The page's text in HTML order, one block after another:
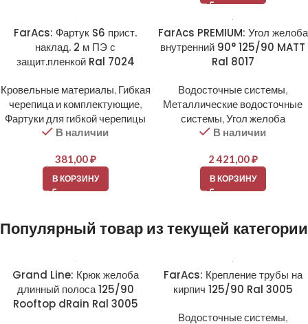
FarAcs: Фартук S6 прист.
наклад. 2 м ПЭ с
защит.пленкой Ral 7024
Кровельные материалы, Гибкая
черепица и комплектующие,
Фартуки для гибкой черепицы
В наличии
381,00₽
В КОРЗИНУ
FarAcs PREMIUM: Угол желоба
внутренний 90° 125/90 MATT
Ral 8017
Водосточные системы,
Металлические водосточные
системы,Угол желоба
В наличии
2 421,00₽
В КОРЗИНУ
Популярный товар из текущей категории
Grand Line: Крюк желоба
длинный полоса 125/90
Rooftop dRain Ral 3005
FarAcs: Крепление трубы на
кирпич 125/90 Ral 3005
Водосточные системы,